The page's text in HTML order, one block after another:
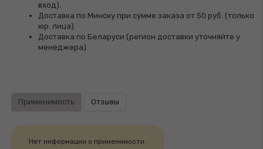
вход).
Доставка по Минску при сумме заказа от 50 руб. (только
юр. лица)
Доставка по Беларуси (регион доставки уточняйте у
менеджера)
Применимость Отзывы
Нет информации о применимости.